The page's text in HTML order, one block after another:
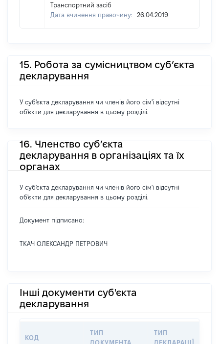
Транспортний засіб
Дата вчинення правочину:
26.04.2019
15. Робота за сумісництвом суб’єкта
декларування
У суб'єкта декларування чи членів його сім'ї відсутні
об'єкти для декларування в цьому розділі.
16. Членство суб’єкта
декларування в організаціях та їх
органах
У суб'єкта декларування чи членів його сім'ї відсутні
об'єкти для декларування в цьому розділі.
Документ підписано:
ТКАЧ ОЛЕКСАНДР ПЕТРОВИЧ
Інші документи суб'єкта
декларування
КОД
ТИП
ДОКУМЕНТА
ТИП
ДЕКЛАРАЦІЇ